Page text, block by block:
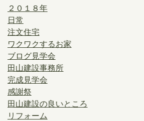
２０１８年
日常
注文住宅
ワクワクするお家
ブログ見学会
田山建設事務所
完成見学会
感謝祭
田山建設の良いところ
リフォーム